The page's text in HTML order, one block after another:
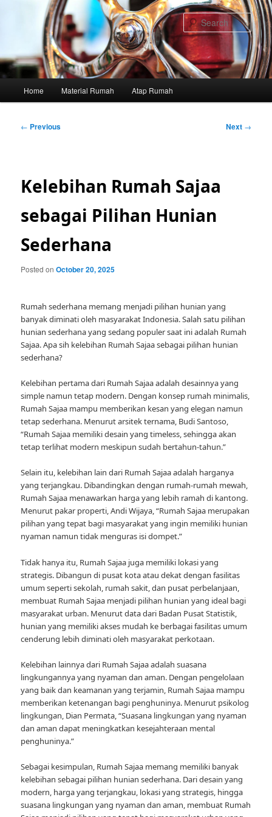
Home Material Rumah Atap Rumah
Post
← Previous Next →
Kelebihan Rumah Sajaa
sebagai Pilihan Hunian
Sederhana
Posted onOctober 20, 2025
Rumah sederhana memang menjadi pilihan hunian yang
banyak diminati oleh masyarakat Indonesia. Salah satu pilihan
hunian sederhana yang sedang populer saat ini adalah Rumah
Sajaa. Apa sih kelebihan Rumah Sajaa sebagai pilihan hunian
sederhana?
Kelebihan pertama dari Rumah Sajaa adalah desainnya yang
simple namun tetap modern. Dengan konsep rumah minimalis,
Rumah Sajaa mampu memberikan kesan yang elegan namun
tetap sederhana. Menurut arsitek ternama, Budi Santoso,
“Rumah Sajaa memiliki desain yang timeless, sehingga akan
tetap terlihat modern meskipun sudah bertahun-tahun.”
Selain itu, kelebihan lain dari Rumah Sajaa adalah harganya
yang terjangkau. Dibandingkan dengan rumah-rumah mewah,
Rumah Sajaa menawarkan harga yang lebih ramah di kantong.
Menurut pakar properti, Andi Wijaya, “Rumah Sajaa merupakan
pilihan yang tepat bagi masyarakat yang ingin memiliki hunian
nyaman namun tidak menguras isi dompet.”
Tidak hanya itu, Rumah Sajaa juga memiliki lokasi yang
strategis. Dibangun di pusat kota atau dekat dengan fasilitas
umum seperti sekolah, rumah sakit, dan pusat perbelanjaan,
membuat Rumah Sajaa menjadi pilihan hunian yang ideal bagi
masyarakat urban. Menurut data dari Badan Pusat Statistik,
hunian yang memiliki akses mudah ke berbagai fasilitas umum
cenderung lebih diminati oleh masyarakat perkotaan.
Kelebihan lainnya dari Rumah Sajaa adalah suasana
lingkungannya yang nyaman dan aman. Dengan pengelolaan
yang baik dan keamanan yang terjamin, Rumah Sajaa mampu
memberikan ketenangan bagi penghuninya. Menurut psikolog
lingkungan, Dian Permata, “Suasana lingkungan yang nyaman
dan aman dapat meningkatkan kesejahteraan mental
penghuninya.”
Sebagai kesimpulan, Rumah Sajaa memang memiliki banyak
kelebihan sebagai pilihan hunian sederhana. Dari desain yang
modern, harga yang terjangkau, lokasi yang strategis, hingga
suasana lingkungan yang nyaman dan aman, membuat Rumah